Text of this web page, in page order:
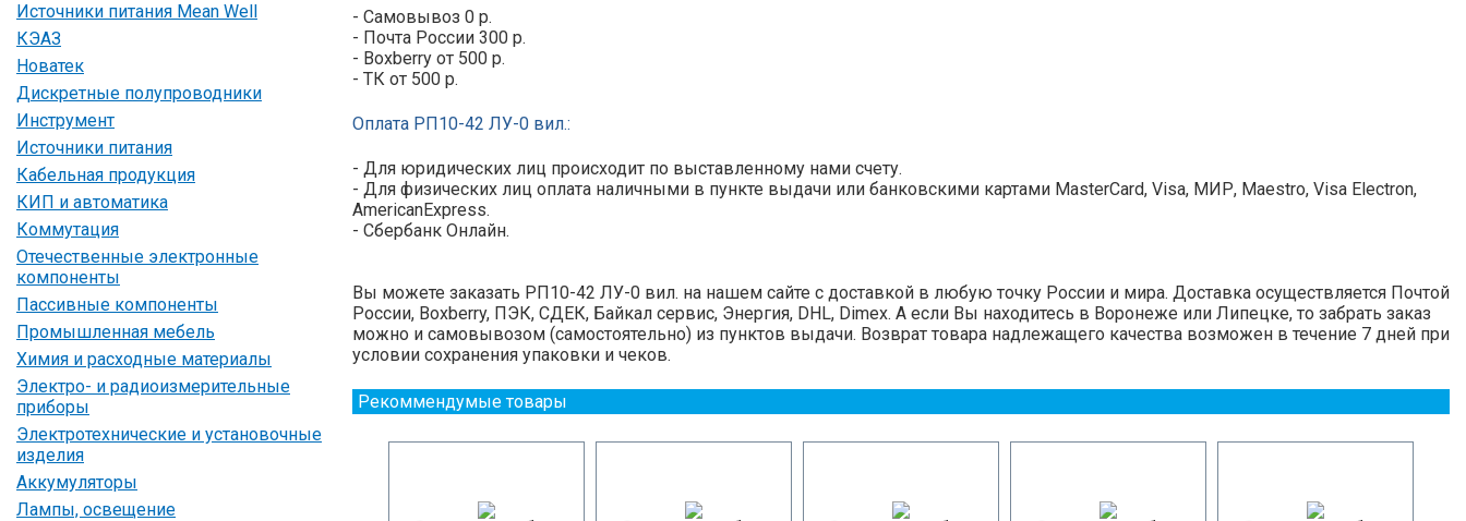
Источники питания Mean Well
КЭАЗ
Новатек
Дискретные полупроводники
Инструмент
Источники питания
Кабельная продукция
КИП и автоматика
Коммутация
Отечественные электронные
компоненты
Пассивные компоненты
Промышленная мебель
Химия и расходные материалы
Электро- и радиоизмерительные
приборы
Электротехнические и установочные
изделия
Аккумуляторы
Лампы, освещение
- Самовывоз 0 р.
- Почта России 300 р.
- Boxberry от 500 р.
- ТК от 500 р.
Оплата РП10-42 ЛУ-0 вил.:
- Для юридических лиц происходит по выставленному нами счету.
- Для физических лиц оплата наличными в пункте выдачи или банковскими картами MasterCard, Visa, МИР, Maestro, Visa Electron,
AmericanExpress.
- Сбербанк Онлайн.
Вы можете заказать РП10-42 ЛУ-0 вил. на нашем сайте с доставкой в любую точку России и мира. Доставка осуществляется Почтой
России, Boxberry, ПЭК, СДЕК, Байкал сервис, Энергия, DHL, Dimex. А если Вы находитесь в Воронеже или Липецке, то забрать заказ
можно и самовывозом (самостоятельно) из пунктов выдачи. Возврат товара надлежащего качества возможен в течение 7 дней при
условии сохранения упаковки и чеков.
Рекоммендумые товары